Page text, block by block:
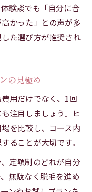
験談でも「自分に合
かった」との声が多
た選び方が推奨され
の見極め
用だけでなく、1回
注目しましょう。ヒ
を比較し、コース内
ることが大切です。
定額制のどれが自分
無駄なく脱毛を進め